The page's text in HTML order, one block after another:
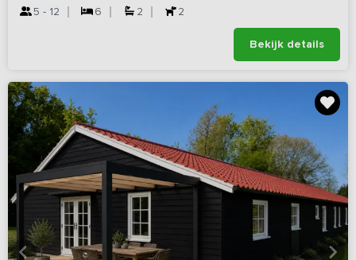
5 - 12 6 2 2
Bekijk details